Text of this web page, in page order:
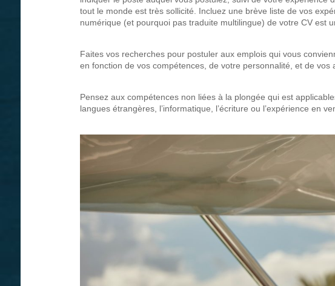
tout le monde est très sollicité. Incluez une brève liste de vos
numérique (et pourquoi pas traduite multilingue) de votre CV est
Faites vos recherches pour postuler aux emplois qui vous
en fonction de vos compétences, de votre personnalité, et de vos
Pensez aux compétences non liées à la plongée qui est
langues étrangères, l’informatique, l’écriture ou l’expérience en